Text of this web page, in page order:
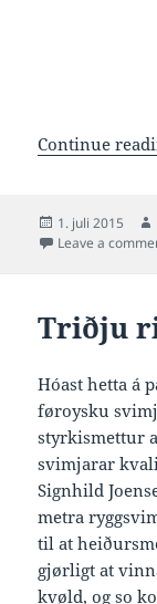
Continue
Posted
on
1. juli 2015
Leave a
Triðju
Hóast hetta á
føroysku
styrkismettur
svimjarar
Signhild
metra
til at
gjørligt at
kvøld, og so